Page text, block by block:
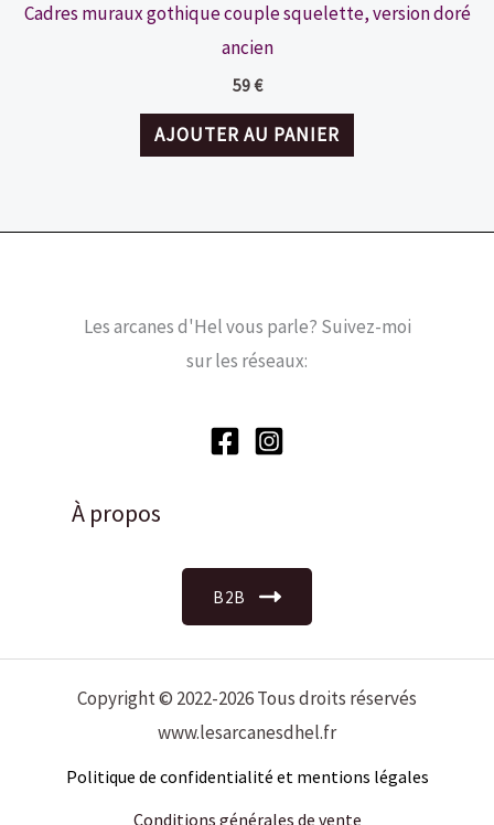
Cadres muraux gothique couple squelette, version doré
ancien
59€
AJOUTER AU PANIER
Les arcanes d'Hel vous parle? Suivez-moi
sur les réseaux:
À propos
B2B
Copyright © 2022-2026 Tous droits réservés
www.lesarcanesdhel.fr
Politique de confidentialité et mentions légales
Conditions générales de vente